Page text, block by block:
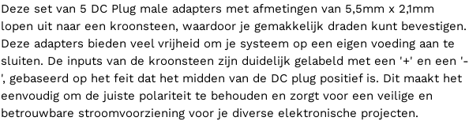
Deze set van 5 DC Plug male adapters met afmetingen van 5,5mm x 2,1mm
lopen uit naar een kroonsteen, waardoor je gemakkelijk draden kunt bevestigen.
Deze adapters bieden veel vrijheid om je systeem op een eigen voeding aan te
sluiten. De inputs van de kroonsteen zijn duidelijk gelabeld met een '+' en een '-
', gebaseerd op het feit dat het midden van de DC plug positief is. Dit maakt het
eenvoudig om de juiste polariteit te behouden en zorgt voor een veilige en
betrouwbare stroomvoorziening voor je diverse elektronische projecten.